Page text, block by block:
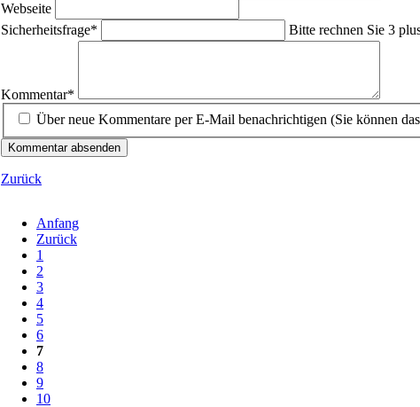
Webseite
Pflichtfeld
Sicherheitsfrage*
Bitte rechnen Sie 3
Kommentar*
Über neue Kommentare per E-Mail benachrichtigen (Sie können
Kommentar absenden
Zurück
Anfang
Zurück
1
2
3
4
5
6
7
8
9
10